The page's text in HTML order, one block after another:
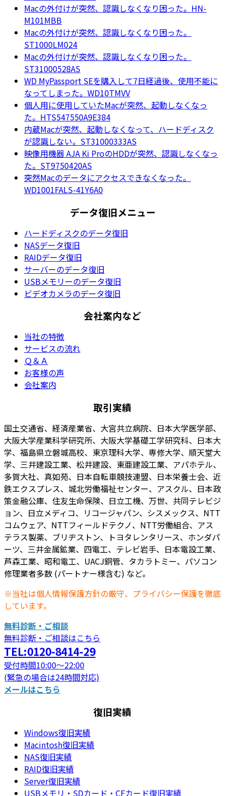
Macの外付けが突然、認識しなくなり困った。HN-
M101MBB
Macの外付けが突然、認識しなくなり困った。
ST1000LM024
Macの外付けが突然、認識しなくなり困った。
ST31000528AS
WD MyPassport SEを購入して7日経過後、使用不能に
なってしまった。WD10TMVV
個人用に使用していたMacが突然、起動しなくなっ
た。HTS547550A9E384
内蔵Macが突然、起動しなくなって、ハードディスク
が認識しない。ST31000333AS
映像用機器 AJA Ki ProのHDDが突然、認識しなくなっ
た。ST9750420AS
突然Macのデータにアクセスできなくなった。
WD1001FALS-41Y6A0
データ復旧メニュー
ハードディスクのデータ復旧
NASデータ復旧
RAIDデータ復旧
サーバーのデータ復旧
USBメモリーのデータ復旧
ビデオカメラのデータ復旧
会社案内など
当社の特徴
サービスの流れ
Ｑ＆Ａ
お客様の声
会社案内
取引実績
国土交通省、経済産業省、大宮共立病院、日本大学医学部、
大阪大学産業科学研究所、大阪大学基礎工学研究科、日本大
学、福島県立磐城高校、東京理科大学、専修大学、順天堂大
学、三井建設工業、松井建設、東亜建設工業、アパホテル、
多賀大社、真如苑、日本自転車競技連盟、日本栄養士会、近
鉄エクスプレス、城北労働福祉センター、アスクル、日本政
策金融公庫、住友生命保険、日立工機、万世、共同テレビジ
ョン、日立メディコ、リコージャパン、シスメックス、NTT
コムウェア、NTTフィールドテクノ、NTT労働組合、アス
テラス製薬、ブリヂストン、トヨタレンタリース、ホンダパ
ーツ、三井金属鉱業、四電工、テレビ岩手、日本電設工業、
芦森工業、昭和電工、UACJ銅管、タカラトミー、パソコン
修理業者多数 (パートナー様含む) など。
※当社は個人情報保護方針の厳守、プライバシー保護を徹底
しています。
無料診断・ご相談
無料診断・ご相談はこちら
TEL:0120-8414-29
受付時間10:00～22:00
(緊急の場合は24時間対応)
メールはこちら
復旧実績
Windows復旧実績
Macintosh復旧実績
NAS復旧実績
RAID復旧実績
Server復旧実績
USBメモリ・SDカード・CFカード復旧実績